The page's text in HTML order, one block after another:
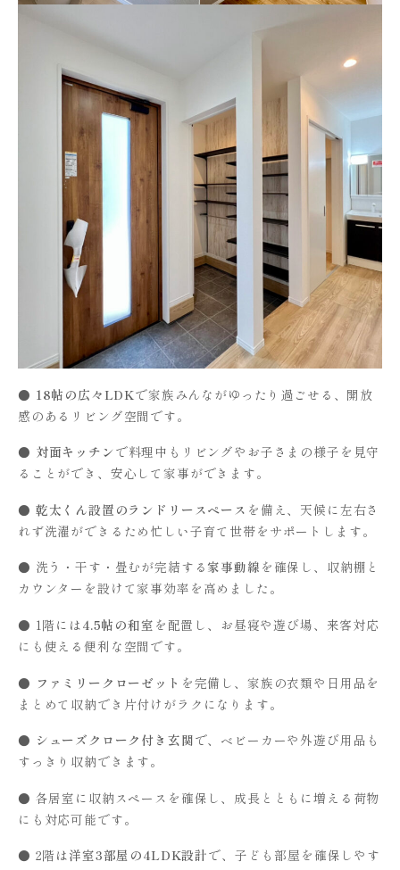
● 18帖の広々LDKで家族みんながゆったり過ごせる、開放
感のあるリビング空間です。
● 対面キッチン で料理中もリビングやお子さまの様子を見守
ることができ、安心して家事ができます。
● 乾太くん設置のランドリースペース を備え、天候に左右さ
れず洗濯ができるため忙しい子育て世帯をサポートします。
● 洗う・干す・畳むが完結する 家事動線 を確保し、収納棚と
カウンターを設けて家事効率を高めました。
● 1階には4.5帖の和室 を配置し、お昼寝や遊び場、来客対応
にも使える便利な空間です。
● ファミリークローゼット を完備し、家族の衣類や日用品を
まとめて収納でき片付けがラクになります。
● シューズクローク付き玄関で、ベビーカーや外遊び用品も
すっきり収納できます。
● 各居室に収納スペースを確保し、成長とともに増える荷物
にも対応可能です。
● 2階は洋室3部屋の4LDK設計で、子ども部屋を確保しやす